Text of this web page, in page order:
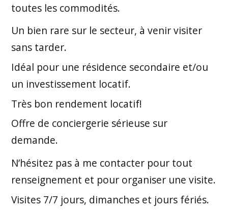
toutes les commodités.
Un bien rare sur le secteur, à venir visiter
sans tarder.
Idéal pour une résidence secondaire et/ou
un investissement locatif.
Très bon rendement locatif!
Offre de conciergerie sérieuse sur
demande.
N’hésitez pas à me contacter pour tout
renseignement et pour organiser une visite.
Visites 7/7 jours, dimanches et jours fériés.